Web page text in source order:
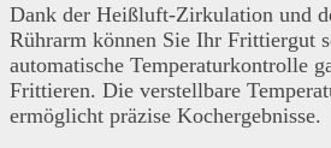
Dank der Heißluft-Zirkulation und
Rührarm können Sie Ihr Frittiergut
automatische Temperaturkontrolle
Frittieren. Die verstellbare
ermöglicht präzise Kochergebnisse.